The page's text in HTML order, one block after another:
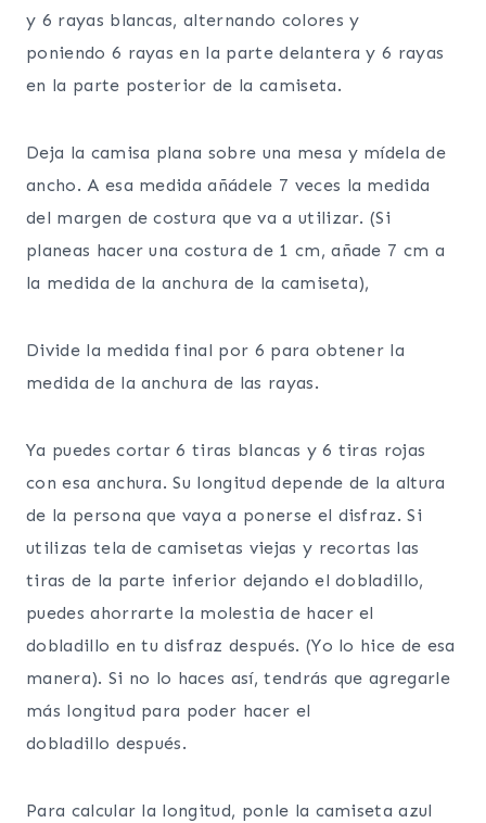
y 6 rayas blancas, alternando colores y
poniendo 6 rayas en la parte delantera y 6 rayas
en la parte posterior de la camiseta.
Deja la camisa plana sobre una mesa y mídela de
ancho. A esa medida añádele 7 veces la medida
del margen de costura que va a utilizar. (Si
planeas hacer una costura de 1 cm, añade 7 cm a
la medida de la anchura de la camiseta),
Divide la medida final por 6 para obtener la
medida de la anchura de las rayas.
Ya puedes cortar 6 tiras blancas y 6 tiras rojas
con esa anchura. Su longitud depende de la altura
de la persona que vaya a ponerse el disfraz. Si
utilizas tela de camisetas viejas y recortas las
tiras de la parte inferior dejando el dobladillo,
puedes ahorrarte la molestia de hacer el
dobladillo en tu disfraz después. (Yo lo hice de esa
manera). Si no lo haces así, tendrás que agregarle
más longitud para poder hacer el
dobladillo después.
Para calcular la longitud, ponle la camiseta azul